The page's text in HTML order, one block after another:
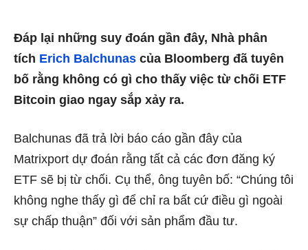
Đáp lại những suy đoán gần đây, Nhà phân
tích Erich Balchunas của Bloomberg đã tuyên
bố rằng không có gì cho thấy việc từ chối ETF
Bitcoin giao ngay sắp xảy ra.
Balchunas đã trả lời báo cáo gần đây của
Matrixport dự đoán rằng tất cả các đơn đăng ký
ETF sẽ bị từ chối. Cụ thể, ông tuyên bố: “Chúng tôi
không nghe thấy gì để chỉ ra bất cứ điều gì ngoài
sự chấp thuận” đối với sản phẩm đầu tư.